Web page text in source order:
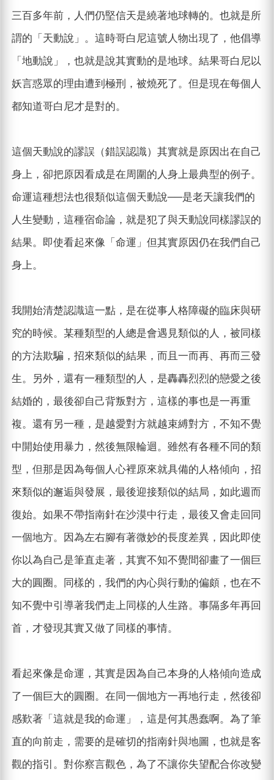
三百多年前，人們仍堅信天是繞著地球轉的。也就是所
謂的「天動說」。這時哥白尼這號人物出現了，他倡導
「地動說」，也就是說其實動的是地球。結果哥白尼以
妖言惑眾的理由遭到極刑，被燒死了。但是現在每個人
都知道哥白尼才是對的。
這個天動說的謬誤（錯誤認識）其實就是原因出在自己
身上，卻把原因看成是在周圍的人身上最典型的例子。
命運這種想法也很類似這個天動說──是老天讓我們的
人生變動，這種宿命論，就是犯了與天動說同樣謬誤的
結果。即使看起來像「命運」但其實原因仍在我們自己
身上。
我開始清楚認識這一點，是在從事人格障礙的臨床與研
究的時候。某種類型的人總是會遇見類似的人，被同樣
的方法欺騙，招來類似的結果，而且一而再、再而三發
生。另外，還有一種類型的人，是轟轟烈烈的戀愛之後
結婚的，最後卻自己背叛對方，這樣的事也是一再重
複。還有另一種，是越愛對方就越束縛對方，不知不覺
中開始使用暴力，然後無限輪迴。雖然有各種不同的類
型，但那是因為每個人心裡原來就具備的人格傾向，招
來類似的邂逅與發展，最後迎接類似的結局，如此週而
復始。如果不帶指南針在沙漠中行走，最後又會走回同
一個地方。因為左右腳有著微妙的長度差異，因此即使
你以為自己是筆直走著，其實不知不覺間卻畫了一個巨
大的圓圈。同樣的，我們的內心與行動的偏頗，也在不
知不覺中引導著我們走上同樣的人生路。事隔多年再回
首，才發現其實又做了同樣的事情。
看起來像是命運，其實是因為自己本身的人格傾向造成
了一個巨大的圓圈。在同一個地方一再地行走，然後卻
感歎著「這就是我的命運」，這是何其愚蠢啊。為了筆
直的向前走，需要的是確切的指南針與地圖，也就是客
觀的指引。對你察言觀色，為了不讓你失望配合你改變